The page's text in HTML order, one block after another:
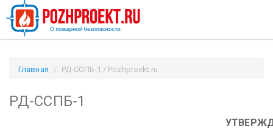
Главная РД-ССПБ-1 / Pozhproekt.ru
РД-ССПБ-1